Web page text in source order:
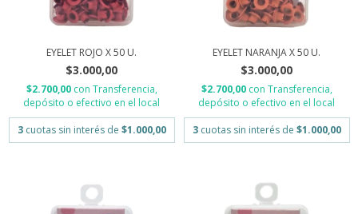
EYELET ROJO X 50 U.
$3.000,00
$2.700,00 con Transferencia,
depósito o efectivo en el local
3 cuotas sin interés de $1.000,00
EYELET NARANJA X 50 U.
$3.000,00
$2.700,00 con Transferencia,
depósito o efectivo en el local
3 cuotas sin interés de $1.000,00